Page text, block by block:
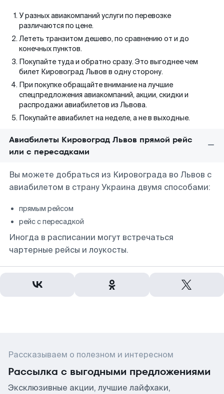
У разных авиакомпаний услуги по перевозке
различаются по цене.
Лететь транзитом дешево, по сравнению от и до
конечных пунктов.
Покупайте туда и обратно сразу. Это выгоднее чем
билет Кировоград Львов в одну сторону.
При покупке обращайте внимание на лучшие
спецпредложения авиакомпаний, акции, скидки и
распродажи авиабилетов из Львова.
Покупайте авиабилет на неделе, а не в выходные.
Авиабилеты Кировоград Львов прямой рейс
или с пересадками
Вы можете добраться из Кировограда во Львов с
авиабилетом в страну Украина двумя способами:
прямым рейсом
рейс с пересадкой
Иногда в расписании могут встречаться
чартерные рейсы и лоукосты.
Рассказываем о полезном и интересном
Рассылка с выгодными предложениями
Эксклюзивные акции, лучшие лайфхаки,